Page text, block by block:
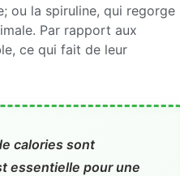
ou la spiruline, qui regorge
Par rapport aux
ce qui fait de leur
calories sont
essentielle pour une